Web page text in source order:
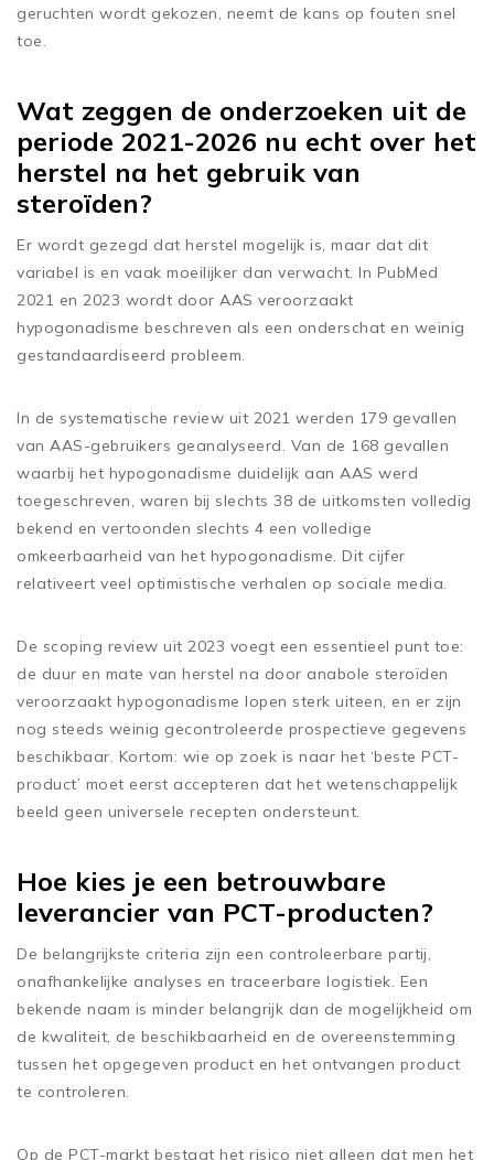
geruchten wordt gekozen, neemt de kans op fouten snel
toe.
Wat zeggen de onderzoeken uit de
periode 2021-2026 nu echt over het
herstel na het gebruik van
steroïden?
Er wordt gezegd dat herstel mogelijk is, maar dat dit
variabel is en vaak moeilijker dan verwacht. In PubMed
2021 en 2023 wordt door AAS veroorzaakt
hypogonadisme beschreven als een onderschat en weinig
gestandaardiseerd probleem.
In de systematische review uit 2021 werden 179 gevallen
van AAS-gebruikers geanalyseerd. Van de 168 gevallen
waarbij het hypogonadisme duidelijk aan AAS werd
toegeschreven, waren bij slechts 38 de uitkomsten volledig
bekend en vertoonden slechts 4 een volledige
omkeerbaarheid van het hypogonadisme. Dit cijfer
relativeert veel optimistische verhalen op sociale media.
De scoping review uit 2023 voegt een essentieel punt toe:
de duur en mate van herstel na door anabole steroïden
veroorzaakt hypogonadisme lopen sterk uiteen, en er zijn
nog steeds weinig gecontroleerde prospectieve gegevens
beschikbaar. Kortom: wie op zoek is naar het ‘beste PCT-
product’ moet eerst accepteren dat het wetenschappelijk
beeld geen universele recepten ondersteunt.
Hoe kies je een betrouwbare
leverancier van PCT-producten?
De belangrijkste criteria zijn een controleerbare partij,
onafhankelijke analyses en traceerbare logistiek. Een
bekende naam is minder belangrijk dan de mogelijkheid om
de kwaliteit, de beschikbaarheid en de overeenstemming
tussen het opgegeven product en het ontvangen product
te controleren.
Op de PCT-markt bestaat het risico niet alleen dat men het